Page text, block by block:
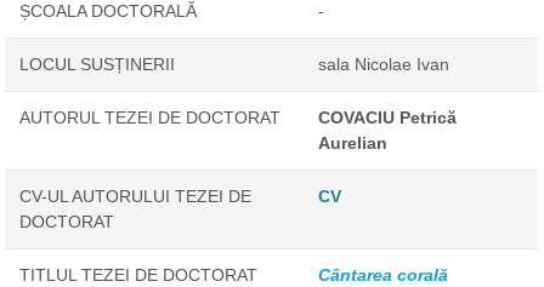
ȘCOALA DOCTORALĂ -
LOCUL SUSȚINERII sala Nicolae Ivan
AUTORUL TEZEI DE DOCTORAT
COVACIU Petrică
Aurelian
CV-UL AUTORULUI TEZEI DE
DOCTORAT
CV
TITLUL TEZEI DE DOCTORAT
Cântarea corală